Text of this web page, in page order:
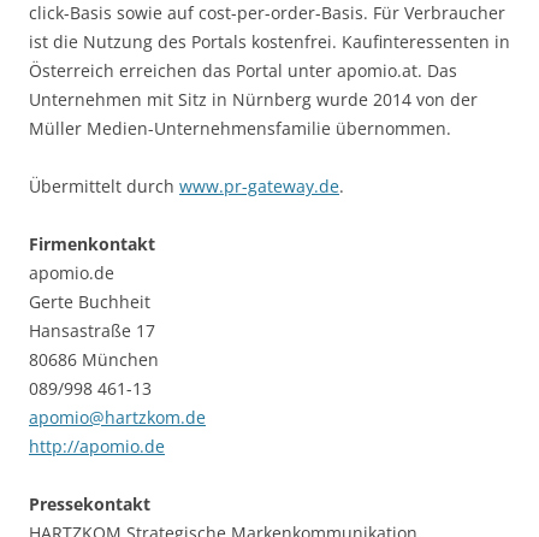
click-Basis sowie auf cost-per-order-Basis. Für Verbraucher
ist die Nutzung des Portals kostenfrei. Kaufinteressenten in
Österreich erreichen das Portal unter apomio.at. Das
Unternehmen mit Sitz in Nürnberg wurde 2014 von der
Müller Medien-Unternehmensfamilie übernommen.
Übermittelt durch www.pr-gateway.de.
Firmenkontakt
apomio.de
Gerte Buchheit
Hansastraße 17
80686 München
089/998 461-13
apomio@hartzkom.de
http://apomio.de
Pressekontakt